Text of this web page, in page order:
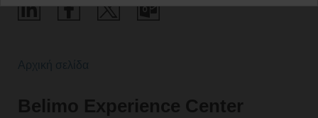
Belimo Experience Center